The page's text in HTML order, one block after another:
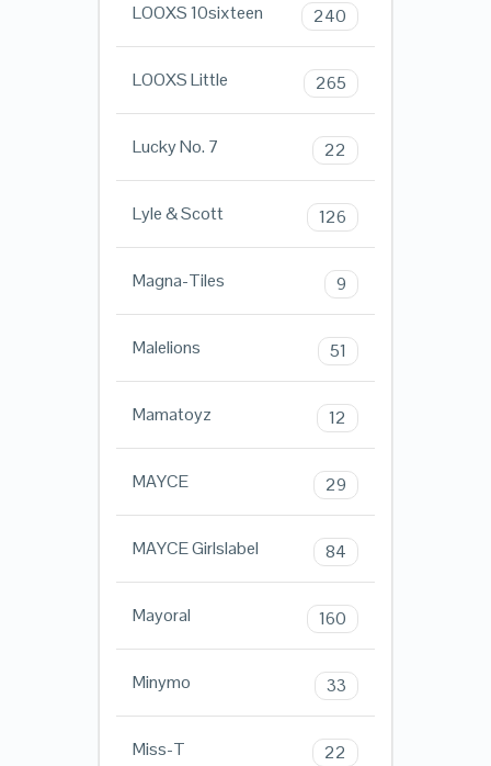
LOOXS 10sixteen 240
LOOXS Little 265
Lucky No. 7 22
Lyle & Scott 126
Magna-Tiles 9
Malelions 51
Mamatoyz 12
MAYCE 29
MAYCE Girlslabel 84
Mayoral 160
Minymo 33
Miss-T 22